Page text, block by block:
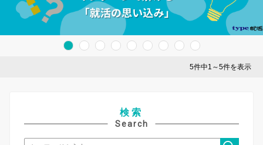
5件中1～5件を表示
検索
Search